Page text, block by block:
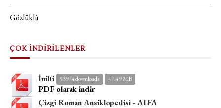
Gözlüklü
ÇOK İNDİRİLENLER
İnilti 53974 downloads 47.49 MB
PDF olarak indir
Çizgi Roman Ansiklopedisi - ALFA